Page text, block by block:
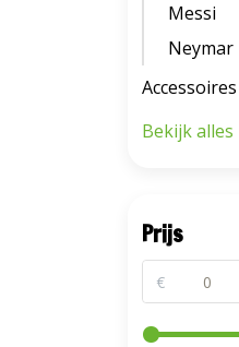
Messi
Neymar
Accessoires
Bekijk alles
Prijs
€